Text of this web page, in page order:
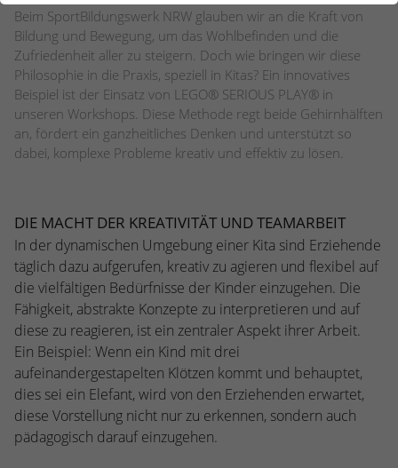
Beim SportBildungswerk NRW glauben wir an die Kraft von
Bildung und Bewegung, um das Wohlbefinden und die
Zufriedenheit aller zu steigern. Doch wie bringen wir diese
Philosophie in die Praxis, speziell in Kitas? Ein innovatives
Beispiel ist der Einsatz von LEGO® SERIOUS PLAY® in
unseren Workshops. Diese Methode regt beide Gehirnhälften
an, fördert ein ganzheitliches Denken und unterstützt so
dabei, komplexe Probleme kreativ und effektiv zu lösen.
DIE MACHT DER KREATIVITÄT UND TEAMARBEIT
In der dynamischen Umgebung einer Kita sind Erziehende
täglich dazu aufgerufen, kreativ zu agieren und flexibel auf
die vielfältigen Bedürfnisse der Kinder einzugehen. Die
Fähigkeit, abstrakte Konzepte zu interpretieren und auf
diese zu reagieren, ist ein zentraler Aspekt ihrer Arbeit.
Ein Beispiel: Wenn ein Kind mit drei
aufeinandergestapelten Klötzen kommt und behauptet,
dies sei ein Elefant, wird von den Erziehenden erwartet,
diese Vorstellung nicht nur zu erkennen, sondern auch
pädagogisch darauf einzugehen.
Webseite einwandfrei funktioniert.
Name cookie_optin
Anbieter TYPO3
Laufzeit 1 Jahr
Enthält die gewählten Cookie-
Name SBW_user
Anbieter TYPO3
Laufzeit Sitzungsende
Zweck
Dieses Cookie ist ein Standard-Session-
Cookie von TYPO3. Es speichert im Falle
eines Benutzer-Logins die Session-ID. So
kann der eingeloggte Benutzer
wiedererkannt werden und es wird ihm
Zugang zu geschützten Bereichen gewährt.
Cookie-Informationen anzeigen
Statistiken
Diese Gruppe beinhaltet alle Skripte für analytisches Tracking
und zugehörige Cookies. Es hilft uns die Nutzererfahrung der
Website zu verbessern.
Anbieter Google Analytics
Laufzeit 2 Jahre
Zweck
Dieses Cookie wird von Google Analytics
installiert. Das Cookie wird verwendet, um
Besucher-, Sitzungs- und Kampagnendaten
zu berechnen und die Nutzung der
Website für den Analysebericht der
Website zu verfolgen. Die Cookies
speichern Informationen anonym und
weisen eine randoly generierte Nummer